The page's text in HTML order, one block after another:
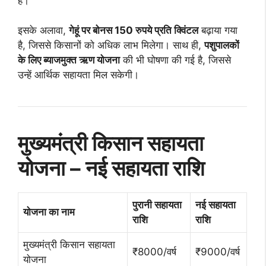
इसके अलावा,गेहूं पर बोनस 150 रुपये प्रति क्विंटलबढ़ाया गया
है, जिससे किसानों को अधिक लाभ मिलेगा। साथ ही,पशुपालकों
के लिए ब्याजमुक्त ऋण योजनाकी भी घोषणा की गई है, जिससे
उन्हें आर्थिक सहायता मिल सकेगी।
मुख्यमंत्री किसान सहायता
योजना – नई सहायता राशि
योजना का नाम
पुरानी सहायता
राशि
नई सहायता
राशि
मुख्यमंत्री किसान सहायता
योजना
₹8000/वर्ष ₹9000/वर्ष